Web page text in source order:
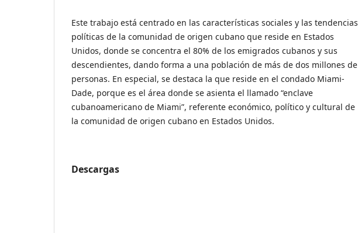
Este trabajo está centrado en las características sociales y las tendencias
políticas de la comunidad de origen cubano que reside en Estados
Unidos, donde se concentra el 80% de los emigrados cubanos y sus
descendientes, dando forma a una población de más de dos millones de
personas. En especial, se destaca la que reside en el condado Miami-
Dade, porque es el área donde se asienta el llamado “enclave
cubanoamericano de Miami”, referente económico, político y cultural de
la comunidad de origen cubano en Estados Unidos.
Descargas